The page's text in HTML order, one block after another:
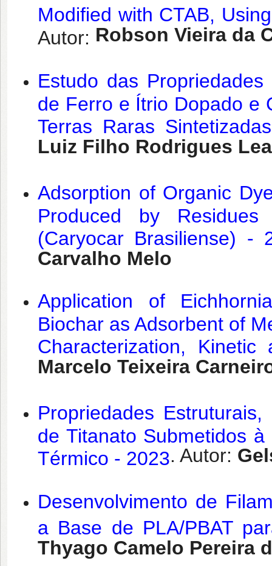
Modified with CTAB,
Autor: Robson Vieira da
Estudo das
de Ferro e Ítrio Dopado e
Terras Raras
Luiz Filho Rodrigues
Adsorption of Organic
Produced by
(Caryocar Brasiliense) -
Carvalho Melo
Application of
Biochar as Adsorbent of
Characterization,
Marcelo Teixeira
Propriedades
de Titanato Submetidos
Térmico - 2023. Autor:
Desenvolvimento de
a Base de PLA/PBAT
Thyago Camelo Pereira